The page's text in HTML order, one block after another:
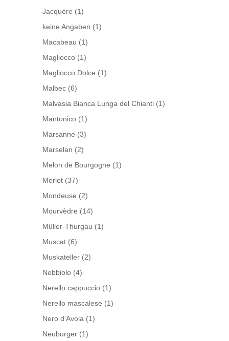
Jacquère (1)
keine Angaben (1)
Macabeau (1)
Magliocco (1)
Magliocco Dolce (1)
Malbec (6)
Malvasia Bianca Lunga del Chianti (1)
Mantonico (1)
Marsanne (3)
Marselan (2)
Melon de Bourgogne (1)
Merlot (37)
Mondeuse (2)
Mourvèdre (14)
Müller-Thurgau (1)
Muscat (6)
Muskateller (2)
Nebbiolo (4)
Nerello cappuccio (1)
Nerello mascalese (1)
Nero d'Avola (1)
Neuburger (1)